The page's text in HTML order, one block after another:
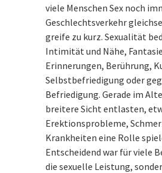
viele Menschen Sex noch
Geschlechtsverkehr
greife zu kurz. Sexualität
Intimität und Nähe,
Erinnerungen, Berührung,
Selbstbefriedigung oder
Befriedigung. Gerade im
breitere Sicht entlasten,
Erektionsprobleme,
Krankheiten eine Rolle
Entscheidend war für viele
die sexuelle Leistung,